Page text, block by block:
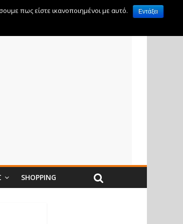
SHOPPING
πως είστε ικανοποιημένοι με αυτό.
Εντάξει